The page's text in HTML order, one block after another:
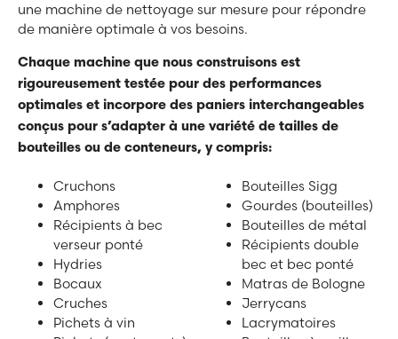
une machine de nettoyage sur mesure pour répondre
de manière optimale à vos besoins.
Chaque machine que nous construisons est
rigoureusement testée pour des performances
optimales et incorpore des paniers interchangeables
conçus pour s’adapter à une variété de tailles de
bouteilles ou de conteneurs, y compris:
Cruchons
Amphores
Récipients à bec
verseur ponté
Hydries
Bocaux
Cruches
Pichets à vin
Bouteilles Sigg
Gourdes (bouteilles)
Bouteilles de métal
Récipients double
bec et bec ponté
Matras de Bologne
Jerrycans
Lacrymatoires